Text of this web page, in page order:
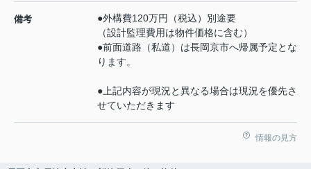
備考
●外構費120万円（税込）別途要
（設計監理費用は物件価格に含む）
●前面道路（私道）は長岡京市へ帰属予定とな
ります。
●上記内容が現況と異なる場合は現況を優先さ
せていただきます
情報の見方